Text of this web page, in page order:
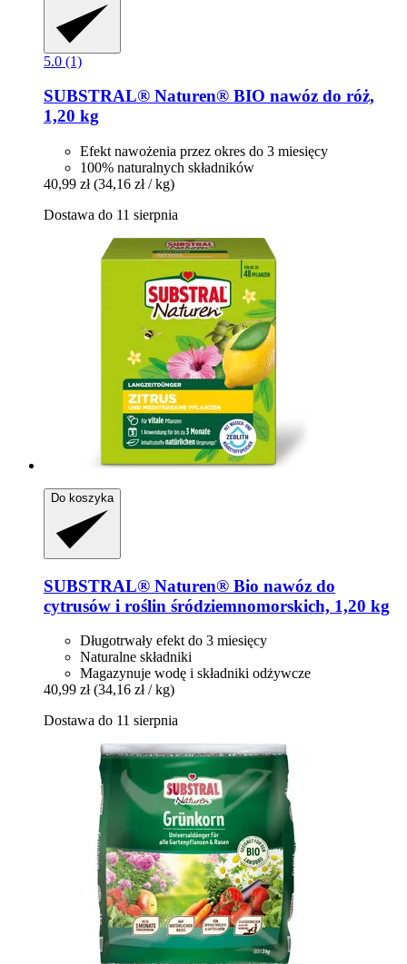
5.0 (1)
SUBSTRAL® Naturen® BIO nawóz do róż,
1,20 kg
Efekt nawożenia przez okres do 3 miesięcy
100% naturalnych składników
40,99 zł (34,16 zł / kg)
Dostawa do 11 sierpnia
Do koszyka
SUBSTRAL® Naturen® Bio nawóz do
cytrusów i roślin śródziemnomorskich, 1,20 kg
Długotrwały efekt do 3 miesięcy
Naturalne składniki
Magazynuje wodę i składniki odżywcze
40,99 zł (34,16 zł / kg)
Dostawa do 11 sierpnia